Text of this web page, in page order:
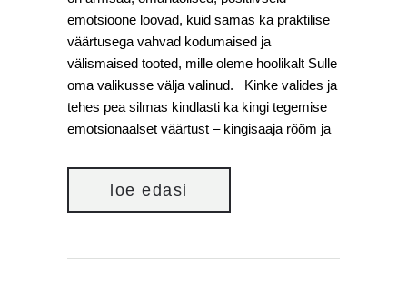
emotsioone loovad, kuid samas ka praktilise
väärtusega vahvad kodumaised ja
välismaised tooted, mille oleme hoolikalt Sulle
oma valikusse välja valinud. Kinke valides ja
tehes pea silmas kindlasti ka kingi tegemise
emotsionaalset väärtust – kingisaaja rõõm ja
loe edasi